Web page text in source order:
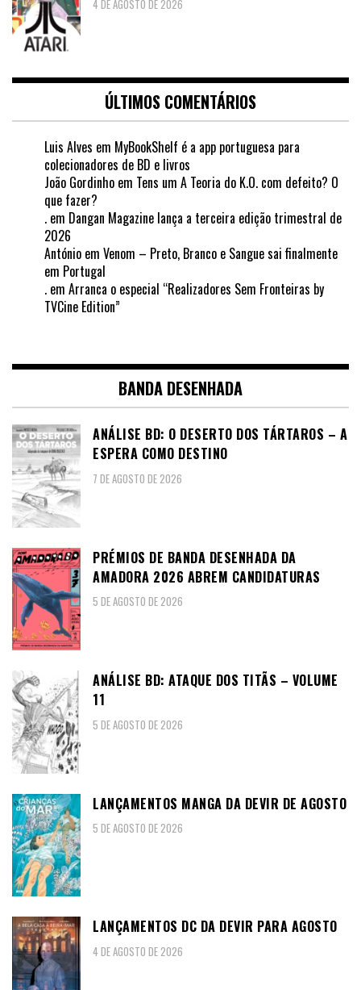
4 DE AGOSTO DE 2026
ÚLTIMOS COMENTÁRIOS
Luis Alves em MyBookShelf é a app portuguesa para
colecionadores de BD e livros
João Gordinho em Tens um A Teoria do K.O. com defeito? O
que fazer?
. em Dangan Magazine lança a terceira edição trimestral de
2026
António em Venom – Preto, Branco e Sangue sai finalmente
em Portugal
. em Arranca o especial “Realizadores Sem Fronteiras by
TVCine Edition”
BANDA DESENHADA
ANÁLISE BD: O DESERTO DOS TÁRTAROS – A
ESPERA COMO DESTINO
7 DE AGOSTO DE 2026
PRÉMIOS DE BANDA DESENHADA DA
AMADORA 2026 ABREM CANDIDATURAS
5 DE AGOSTO DE 2026
ANÁLISE BD: ATAQUE DOS TITÃS – VOLUME
11
5 DE AGOSTO DE 2026
LANÇAMENTOS MANGA DA DEVIR DE AGOSTO
5 DE AGOSTO DE 2026
LANÇAMENTOS DC DA DEVIR PARA AGOSTO
4 DE AGOSTO DE 2026